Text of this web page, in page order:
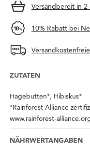
Versandbereit in
10% Rabatt bei
ZUTATEN
Hagebutten*, Hibiskus*
*Rainforest Alliance
www.rainforest-
NÄHRWERTANGABEN